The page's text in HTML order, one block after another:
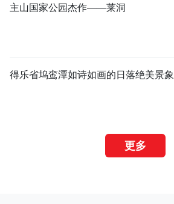
主山国家公园杰作——莱洞
得乐省坞鸾潭如诗如画的日落绝美景象
更多